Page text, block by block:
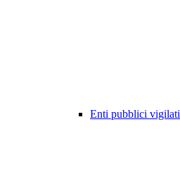
Enti pubblici vigilati